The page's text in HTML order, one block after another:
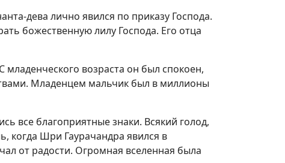
дева лично явился по приказу Господа.
божественную лилу Господа. Его отца
младенческого возраста он был спокоен,
Младенцем мальчик был в миллионы
все благоприятные знаки. Всякий голод,
когда Шри Гаурачандра явился в
от радости. Огромная вселенная была